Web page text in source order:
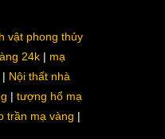
vật phong thủy
24k
mạ
Nội thất nhà
tượng hổ mạ
trần mạ vàng